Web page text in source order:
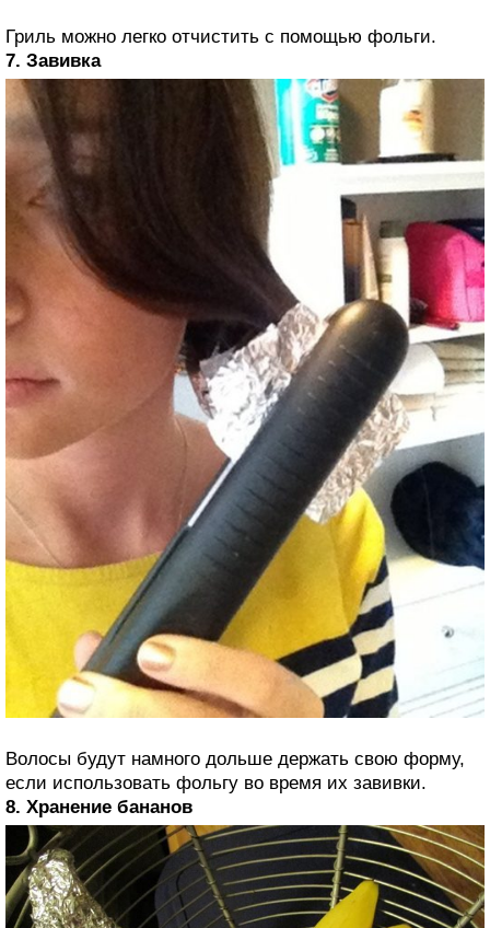
Гриль можно легко отчистить с помощью фольги.
7. Завивка
Волосы будут намного дольше держать свою форму,
если использовать фольгу во время их завивки.
8. Хранение бананов